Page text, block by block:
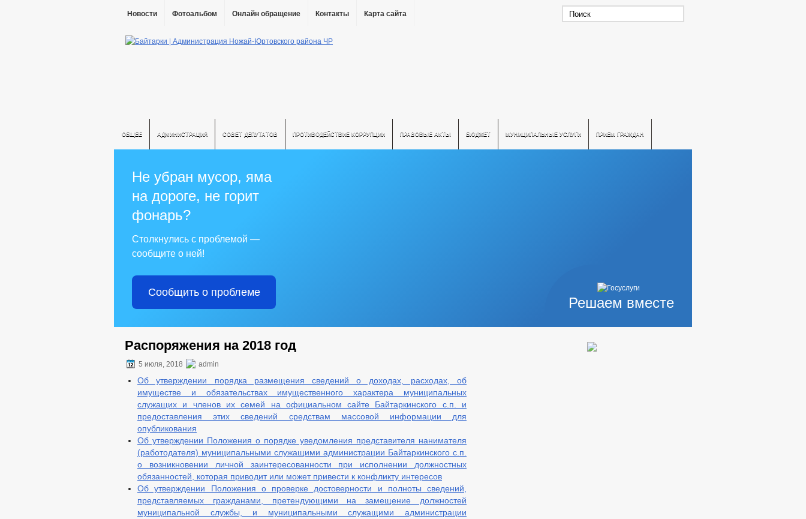
Новости Фотоальбом Онлайн обращение Контакты Карта сайта
ОБЩЕЕ АДМИНИСТРАЦИЯ СОВЕТ ДЕПУТАТОВ ПРОТИВОДЕЙСТВИЕ КОРРУПЦИИ ПРАВОВЫЕ АКТЫ БЮДЖЕТ МУНИЦИПАЛЬНЫЕ УСЛУГИ ПРИЕМ ГРАЖДАН
Решаем вместе
Не убран мусор, яма
на дороге, не горит
фонарь?
Столкнулись с проблемой —
сообщите о ней!
Сообщить о проблеме
Распоряжения на 2018 год
5 июля, 2018 admin
Об утверждении порядка размещения сведений о доходах, расходах, об
имуществе и обязательствах имущественного характера муниципальных
служащих и членов их семей на официальном сайте Байтаркинского с.п. и
предоставления этих сведений средствам массовой информации для
опубликования
Об утверждении Положения о порядке уведомления представителя нанимателя
(работодателя) муниципальными служащими администрации Байтаркинского с.п.
о возникновении личной заинтересованности при исполнении должностных
обязанностей, которая приводит или может привести к конфликту интересов
Об утверждении Положения о проверке достоверности и полноты сведений,
представляемых гражданами, претендующими на замещение должностей
муниципальной службы, и муниципальными служащими администрации